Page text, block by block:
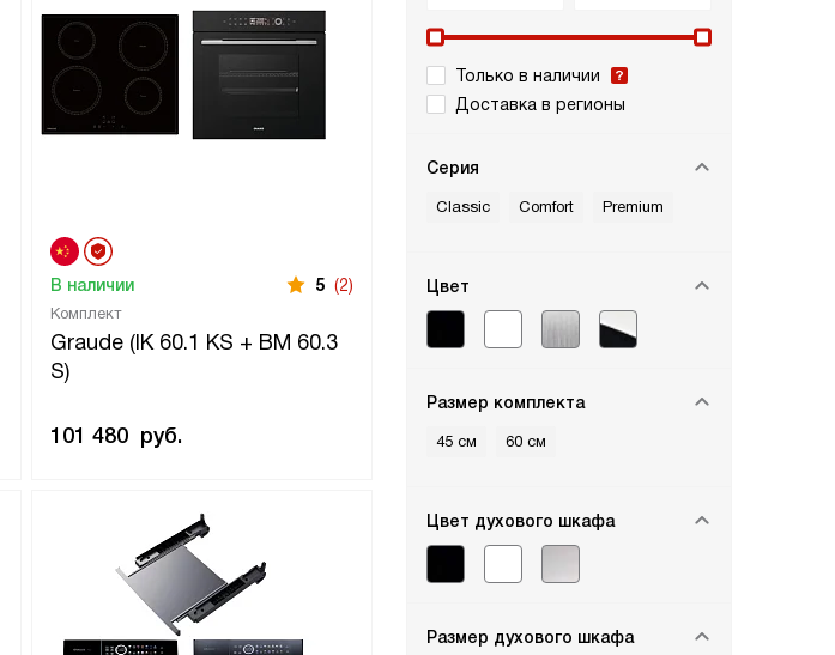
Только в наличии
Доставка в регионы
Серия
Classic Comfort Premium
Цвет
Размер комплекта
45 см 60 см
Цвет духового шкафа
Размер духового шкафа
Комплект
Graude (IK 60.1 KS + BM 60.3
S)
В наличии 5 (2)
101 480 руб.